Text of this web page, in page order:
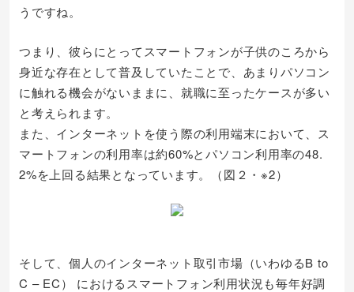
うですね。
つまり、彼らにとってスマートフォンが子供のころから
身近な存在として普及していたことで、あまりパソコン
に触れる機会がないままに、就職に至ったケースが多い
と考えられます。
また、インターネットを使う際の利用端末において、ス
マートフォンの利用率は約60%とパソコン利用率の48.
2%を上回る結果となっています。（図２・※2）
そして、個人のインターネット取引市場（いわゆるB to
C – EC） におけるスマートフォン利用状況も毎年好調